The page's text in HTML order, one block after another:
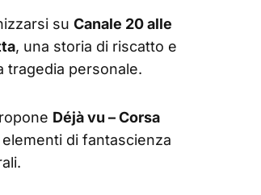
su Canale 20 alle
, una storia di riscatto e
tragedia personale.
Déjà vu – Corsa
di fantascienza